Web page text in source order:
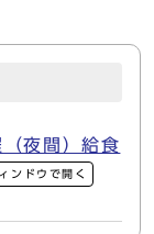
夜間）給食
ンドウで開く